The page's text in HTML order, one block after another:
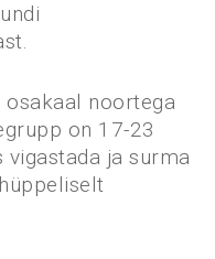
noortega
on 17-23
vigastada ja surma